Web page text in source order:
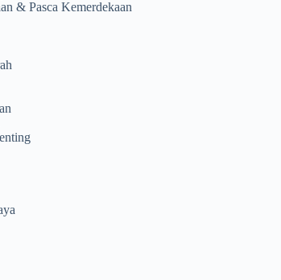
& Pasca Kemerdekaan